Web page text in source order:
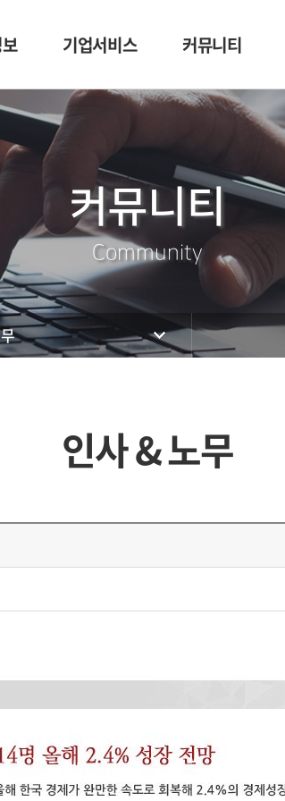
기업서비스
이력서 등록
구인신청의뢰
이메일문의
면접가이드
이력서가이드
커뮤니티
Q&A
입사지원서양식
인사&노무
커뮤니티
Community
인사 & 노무